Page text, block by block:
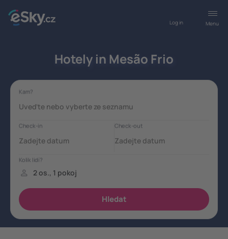
Menu
Log in
Hotely in Mesão Frio